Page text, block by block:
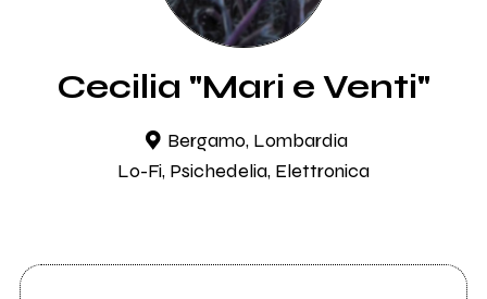
Cecilia "Mari e Venti"
Bergamo, Lombardia
Lo-Fi, Psichedelia, Elettronica